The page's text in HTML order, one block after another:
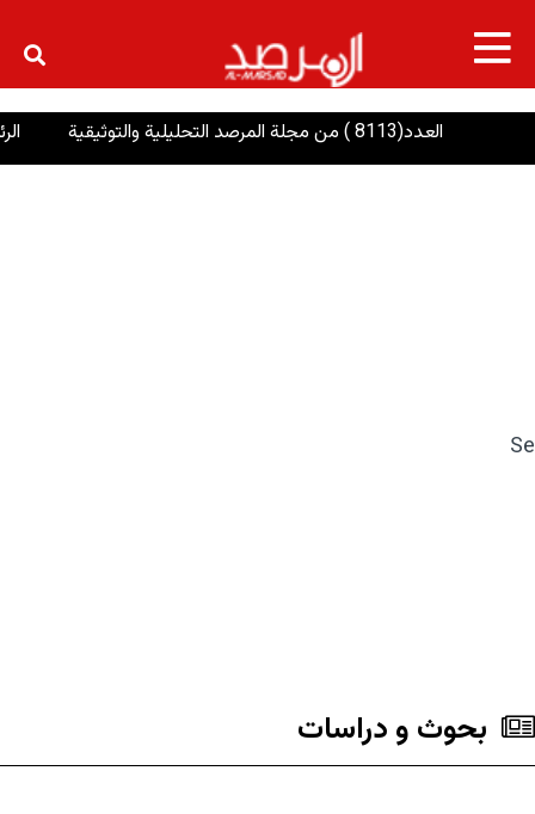
×العدد(8113 ) من مجلة المرصد التحليلية والتوثيقية
بحوث و دراسات